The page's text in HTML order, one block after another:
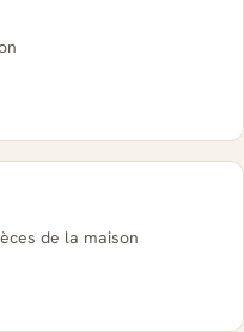
de la maison